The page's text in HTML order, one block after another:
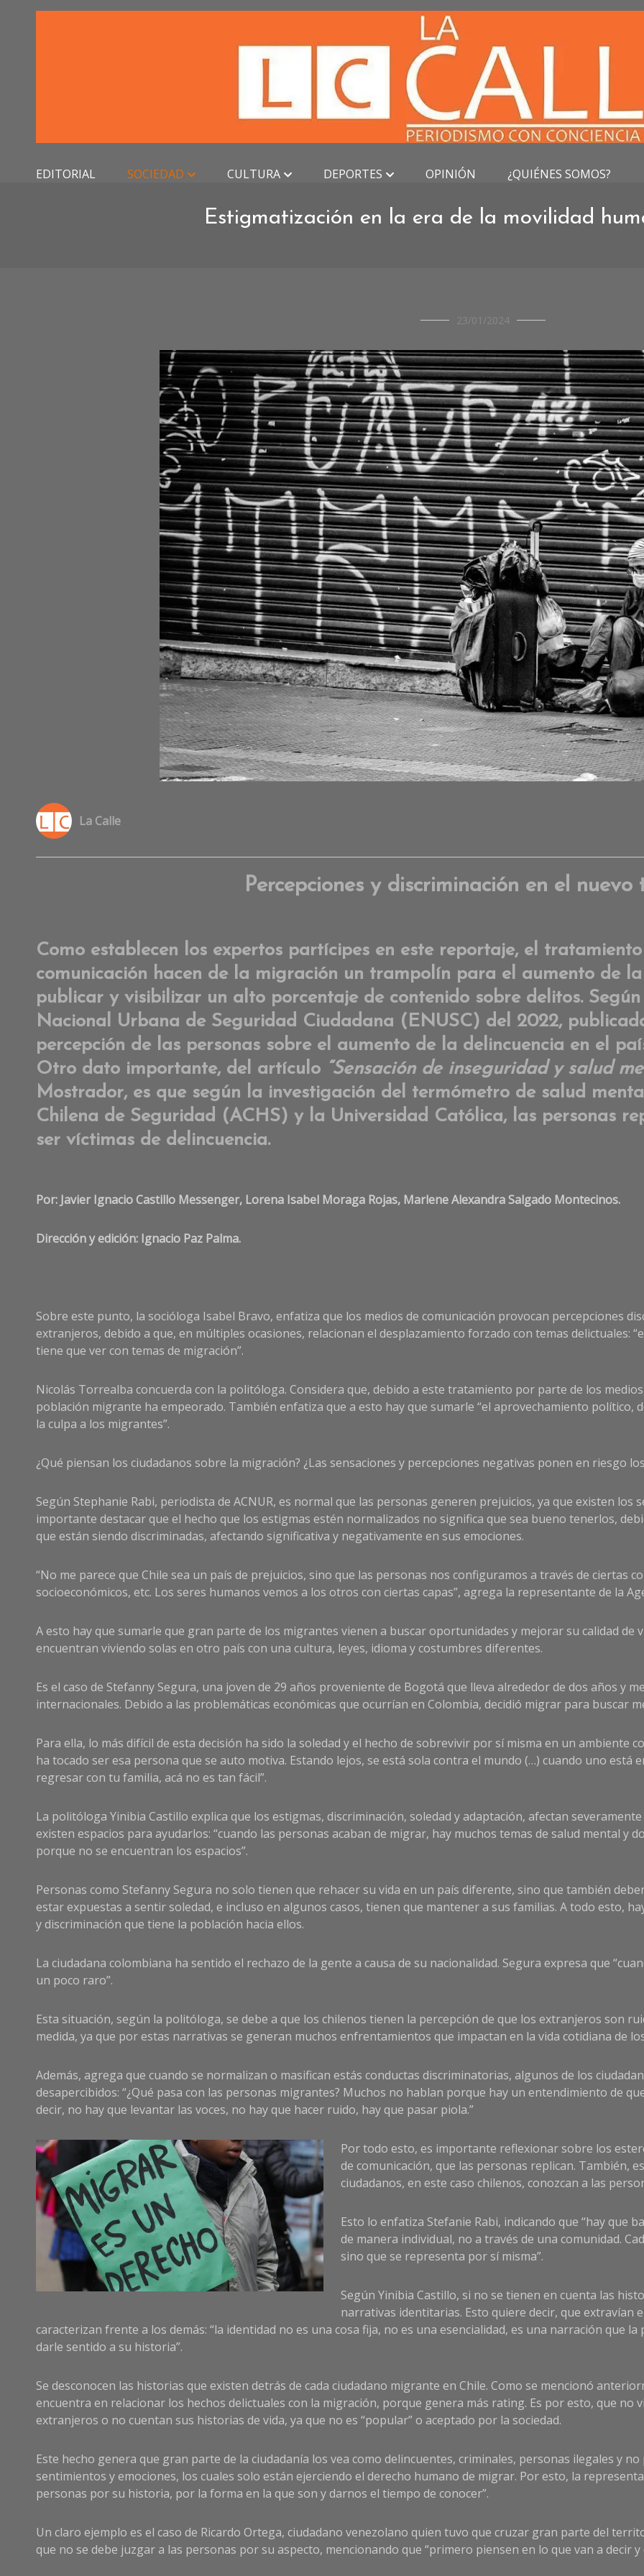
EDITORIAL SOCIEDAD CULTURA DEPORTES OPINIÓN ¿QUIÉNES SOMOS?
Estigmatización en la era de la movilidad
REPORTAJES
DE
SOCIEDAD
SOCIEDAD
23/01/2024
La Calle
Percepciones y discriminación en el
Como establecen los expertos partícipes en este reportaje, el
comunicación hacen de la migración un trampolín para el aumento de
publicar y visibilizar un alto porcentaje de contenido sobre delitos.
Nacional Urbana de Seguridad Ciudadana (ENUSC) del 2022,
percepción de las personas sobre el aumento de la delincuencia en el
Otro dato importante, del artículo “Sensación de inseguridad y salud
Mostrador, es que según la investigación del termómetro de salud
Chilena de Seguridad (ACHS) y la Universidad Católica, las personas
ser víctimas de delincuencia.
Por: Javier Ignacio Castillo Messenger, Lorena Isabel Moraga Rojas, Marlene Alexandra Salgado Montecinos.
Dirección y edición: Ignacio Paz Palma.
Sobre este punto, la socióloga Isabel Bravo, enfatiza que los medios de comunicación provocan percepciones
extranjeros, debido a que, en múltiples ocasiones, relacionan el desplazamiento forzado con temas delictuales:
tiene que ver con temas de migración”.
Nicolás Torrealba concuerda con la politóloga. Considera que, debido a este tratamiento por parte de los
población migrante ha empeorado. También enfatiza que a esto hay que sumarle “el aprovechamiento político,
la culpa a los migrantes”.
¿Qué piensan los ciudadanos sobre la migración? ¿Las sensaciones y percepciones negativas ponen en riesgo
Según Stephanie Rabi, periodista de ACNUR, es normal que las personas generen prejuicios, ya que existen los
importante destacar que el hecho que los estigmas estén normalizados no significa que sea bueno tenerlos,
que están siendo discriminadas, afectando significativa y negativamente en sus emociones.
“No me parece que Chile sea un país de prejuicios, sino que las personas nos configuramos a través de ciertas
socioeconómicos, etc. Los seres humanos vemos a los otros con ciertas capas”, agrega la representante de la
A esto hay que sumarle que gran parte de los migrantes vienen a buscar oportunidades y mejorar su calidad de
encuentran viviendo solas en otro país con una cultura, leyes, idioma y costumbres diferentes.
Es el caso de Stefanny Segura, una joven de 29 años proveniente de Bogotá que lleva alrededor de dos años y
internacionales. Debido a las problemáticas económicas que ocurrían en Colombia, decidió migrar para buscar
Para ella, lo más difícil de esta decisión ha sido la soledad y el hecho de sobrevivir por sí misma en un ambiente
ha tocado ser esa persona que se auto motiva. Estando lejos, se está sola contra el mundo (…) cuando uno está
regresar con tu familia, acá no es tan fácil”.
La politóloga Yinibia Castillo explica que los estigmas, discriminación, soledad y adaptación, afectan
existen espacios para ayudarlos: “cuando las personas acaban de migrar, hay muchos temas de salud mental y
porque no se encuentran los espacios”.
Personas como Stefanny Segura no solo tienen que rehacer su vida en un país diferente, sino que también
estar expuestas a sentir soledad, e incluso en algunos casos, tienen que mantener a sus familias. A todo esto,
y discriminación que tiene la población hacia ellos.
La ciudadana colombiana ha sentido el rechazo de la gente a causa de su nacionalidad. Segura expresa que
un poco raro”.
Esta situación, según la politóloga, se debe a que los chilenos tienen la percepción de que los extranjeros son
medida, ya que por estas narrativas se generan muchos enfrentamientos que impactan en la vida cotidiana de
Además, agrega que cuando se normalizan o masifican estás conductas discriminatorias, algunos de los
desapercibidos: “¿Qué pasa con las personas migrantes? Muchos no hablan porque hay un entendimiento de
decir, no hay que levantar las voces, no hay que hacer ruido, hay que pasar piola.”
Por todo esto, es importante reflexionar sobre los
de comunicación, que las personas replican. También,
ciudadanos, en este caso chilenos, conozcan a las
Esto lo enfatiza Stefanie Rabi, indicando que “hay que
de manera individual, no a través de una comunidad.
sino que se representa por sí misma”.
Según Yinibia Castillo, si no se tienen en cuenta las
narrativas identitarias. Esto quiere decir, que
caracterizan frente a los demás: “la identidad no es una cosa fija, no es una esencialidad, es una narración que
darle sentido a su historia”.
Se desconocen las historias que existen detrás de cada ciudadano migrante en Chile. Como se mencionó
encuentra en relacionar los hechos delictuales con la migración, porque genera más rating. Es por esto, que no
extranjeros o no cuentan sus historias de vida, ya que no es “popular” o aceptado por la sociedad.
Este hecho genera que gran parte de la ciudadanía los vea como delincuentes, criminales, personas ilegales y
sentimientos y emociones, los cuales solo están ejerciendo el derecho humano de migrar. Por esto, la
personas por su historia, por la forma en la que son y darnos el tiempo de conocer”.
Un claro ejemplo es el caso de Ricardo Ortega, ciudadano venezolano quien tuvo que cruzar gran parte del
que no se debe juzgar a las personas por su aspecto, mencionando que “primero piensen en lo que van a decir